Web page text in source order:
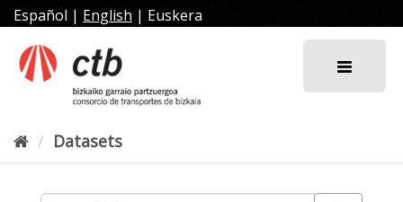
Skip
to
content
Español | English | Euskera
Datasets